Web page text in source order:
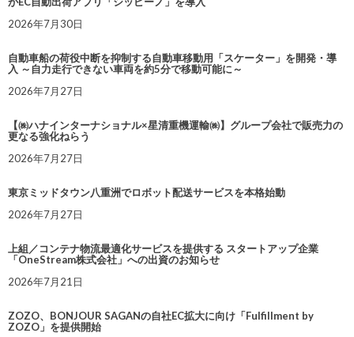
2026年7月30日
自動車船の荷役中断を抑制する自動車移動用「スケーター」を開発・導
入 ～自力走行できない車両を約5分で移動可能に～
2026年7月27日
【㈱ハナインターナショナル×星清重機運輸㈱】グループ会社で販売力の
更なる強化ねらう
2026年7月27日
東京ミッドタウン八重洲でロボット配送サービスを本格始動
2026年7月27日
上組／コンテナ物流最適化サービスを提供する スタートアップ企業
「OneStream株式会社」への出資のお知らせ
2026年7月21日
ZOZO、BONJOUR SAGANの自社EC拡大に向け「Fulfillment by
ZOZO」を提供開始